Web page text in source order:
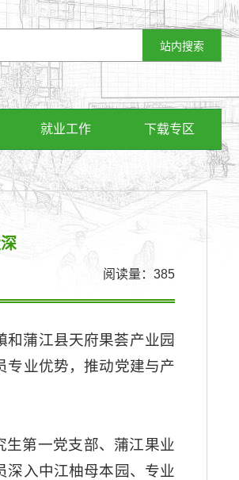
就业工作 下载专区
阅读量： 385
蒲江县天府果荟产业园
专业优势，推动党建与产
第一党支部、蒲江果业
深入中江柚母本园、专业